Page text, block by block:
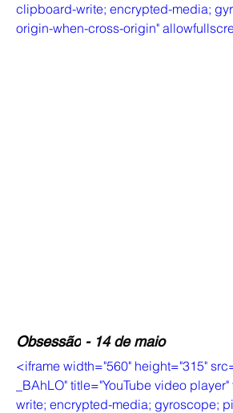
clipboard-write; encrypted-media;
origin-when-cross-origin"
Obsessão - 14 de maio
<iframe width="560" height="315"
_BAhLO" title="YouTube video
write; encrypted-media; gyroscope;